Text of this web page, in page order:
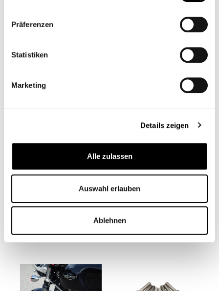
Präferenzen
Statistiken
Marketing
Details zeigen
Alle zulassen
Auswahl erlauben
Ablehnen
FLAT
Ab19,95 €* 199,95 €*